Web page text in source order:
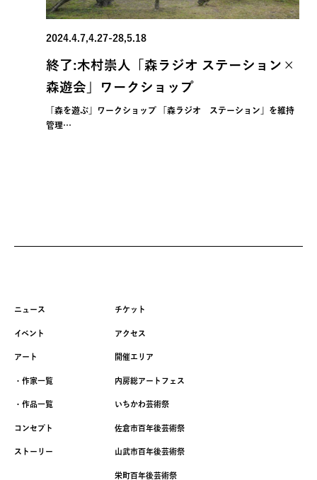
2024.4.7,4.27-28,5.18
終了:木村崇人「森ラジオ ステーション×
森遊会」ワークショップ
「森を遊ぶ」ワークショップ 「森ラジオ ステーション」を維持
管理…
ニュース
イベント
アート
・作家一覧
・作品一覧
コンセプト
ストーリー
チケット
アクセス
開催エリア
内房総アートフェス
いちかわ芸術祭
佐倉市百年後芸術祭
山武市百年後芸術祭
栄町百年後芸術祭